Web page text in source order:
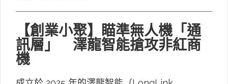
【創業小聚】瞄準無人機「通
訊層」 澤龍智能搶攻非紅商
機